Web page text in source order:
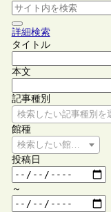
詳細検索
タイトル
本文
記事種別
検索したい記事種別を
館種
検索したい館種を選択
投稿日
～